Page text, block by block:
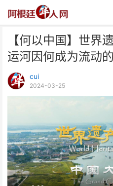
【何以中国】世界
运河因何成为流动
cui
2024-03-25
中国大运河因何成为流